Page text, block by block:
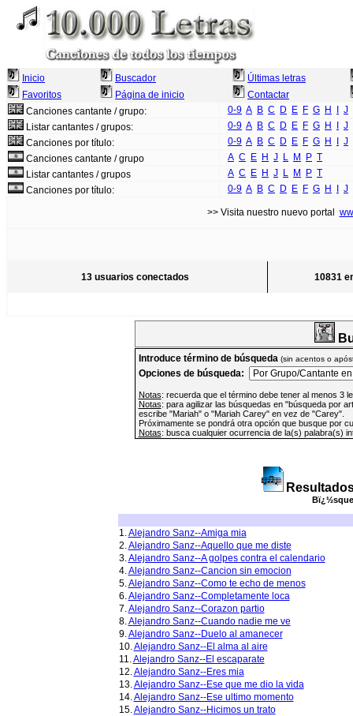
Inicio Buscador
Últimas letras
Favoritos
Página de inicio
Contactar
Canciones cantante / grupo:
0-9 A B C D E F G H
J
Listar cantantes / grupos:
0-9 A B C D E F G H
J
Canciones por título:
0-9 A B C D E F G H
J
Canciones cantante / grupo
A C E H J L M P T
Listar cantantes / grupos
A C E H J L M P T
Canciones por título:
0-9 A B C D E F G H J
>> Visita nuestro nuevo portal
13 usuarios conectados 10831
Introduce término de búsqueda (sin acentos o
Opciones de búsqueda:
Notas: recuerda que el término debe tener al menos 3
Notas: para agilizar las búsquedas en "búsqueda por
escribe "Mariah" o "Mariah Carey" en vez de "Carey".
Próximamente se pondrá otra opción que busque por
Notas: busca cualquier ocurrencia de la(s) palabra(s)
1.Alejandro Sanz--Amiga mia
2.Alejandro Sanz--Aquello que me diste
3.Alejandro Sanz--A golpes contra el calendario
4.Alejandro Sanz--Cancion sin emocion
5.Alejandro Sanz--Como te echo de menos
6.Alejandro Sanz--Completamente loca
7.Alejandro Sanz--Corazon partio
8.Alejandro Sanz--Cuando nadie me ve
9.Alejandro Sanz--Duelo al amanecer
10.Alejandro Sanz--El alma al aire
11.Alejandro Sanz--El escaparate
12.Alejandro Sanz--Eres mia
13.Alejandro Sanz--Ese que me dio la vida
14.Alejandro Sanz--Ese ultimo momento
15.Alejandro Sanz--Hicimos un trato